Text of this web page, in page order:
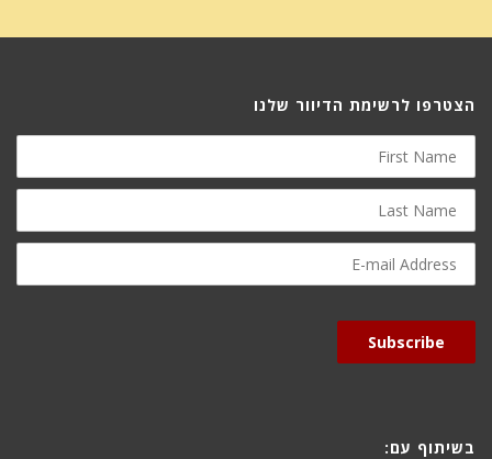
הצטרפו לרשימת הדיוור שלנו
First
Name
Last
Name
E-
mail
Subscribe
בשיתוף עם: